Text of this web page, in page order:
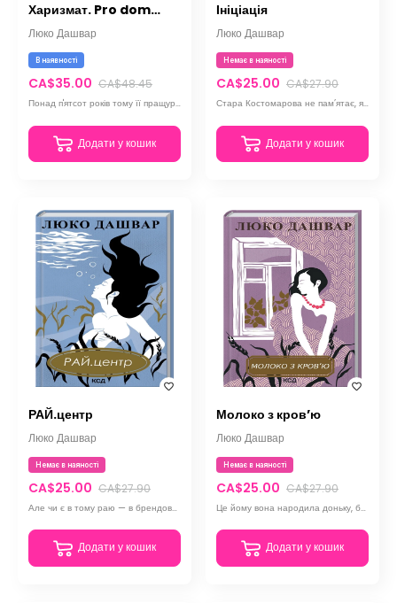
Харизмат. Pro domo sua. Книга 1
Люко Дашвар
В наявності
CA$35.00 CA$48.45
Понад п'ятсот років тому її пращурка передбачила події сьогоднішніх днів і залишила нащадкам...
Додати у кошик
Ініціація
Люко Дашвар
Немає в наяності
CA$25.00 CA$27.90
Стара Костомарова не пам’ятає, як опинилася на тому забутому богом хуторі.
Додати у кошик
РАЙ.центр
Люко Дашвар
Немає в наяності
CA$25.00 CA$27.90
Але чи є в тому раю — в брендованому одязі, шикарних офісах та автівках представницького класу
Додати у кошик
Молоко з кров’ю
Люко Дашвар
Немає в наяності
CA$25.00 CA$27.90
Це йому вона народила доньку, бо кохала... А тоді люди склали легенду
Додати у кошик